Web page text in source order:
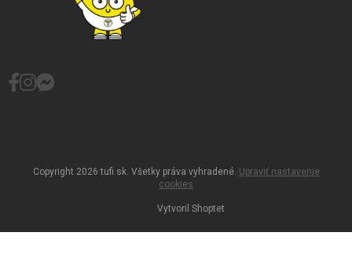
Vytvoril Shoptet
Copyright 2026tufi.sk. Všetky práva vyhradené. Upraviť nastavenie
cookies